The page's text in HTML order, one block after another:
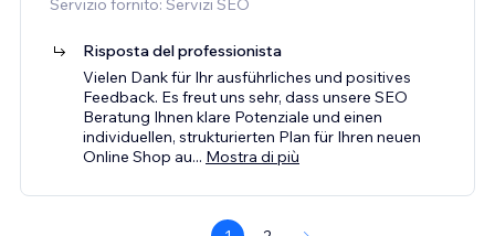
Servizio fornito: Servizi SEO
Risposta del professionista
Vielen Dank für Ihr ausführliches und positives
Feedback. Es freut uns sehr, dass unsere SEO
Beratung Ihnen klare Potenziale und einen
individuellen, strukturierten Plan für Ihren neuen
Online Shop au... Mostra di più